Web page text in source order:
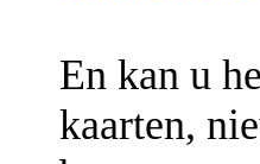
En kan u
kaarten,